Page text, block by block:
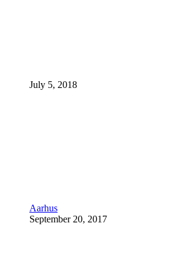
July 5, 2018
Aarhus
September 20, 2017